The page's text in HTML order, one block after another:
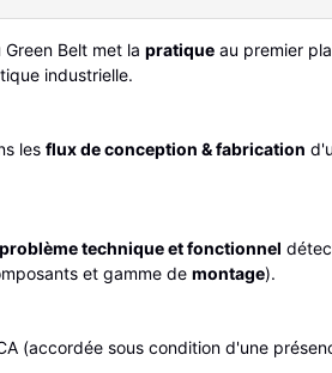
Belt met la pratique au premier
industrielle.
les flux de conception & fabrication
problème technique et fonctionnel
et gamme de montage).
(accordée sous condition d'une